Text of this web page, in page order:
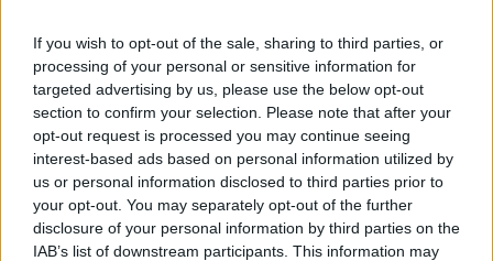
If you wish to opt-out of the sale, sharing to third parties, or
processing of your personal or sensitive information for
targeted advertising by us, please use the below opt-out
section to confirm your selection. Please note that after your
opt-out request is processed you may continue seeing
interest-based ads based on personal information utilized by
us or personal information disclosed to third parties prior to
your opt-out. You may separately opt-out of the further
disclosure of your personal information by third parties on the
IAB’s list of downstream participants. This information may
AUTOR JUAN ANTONIO SACALUGA
Mas artículos del mismo autor/a
LUNES, 16 AGOSTO 2021